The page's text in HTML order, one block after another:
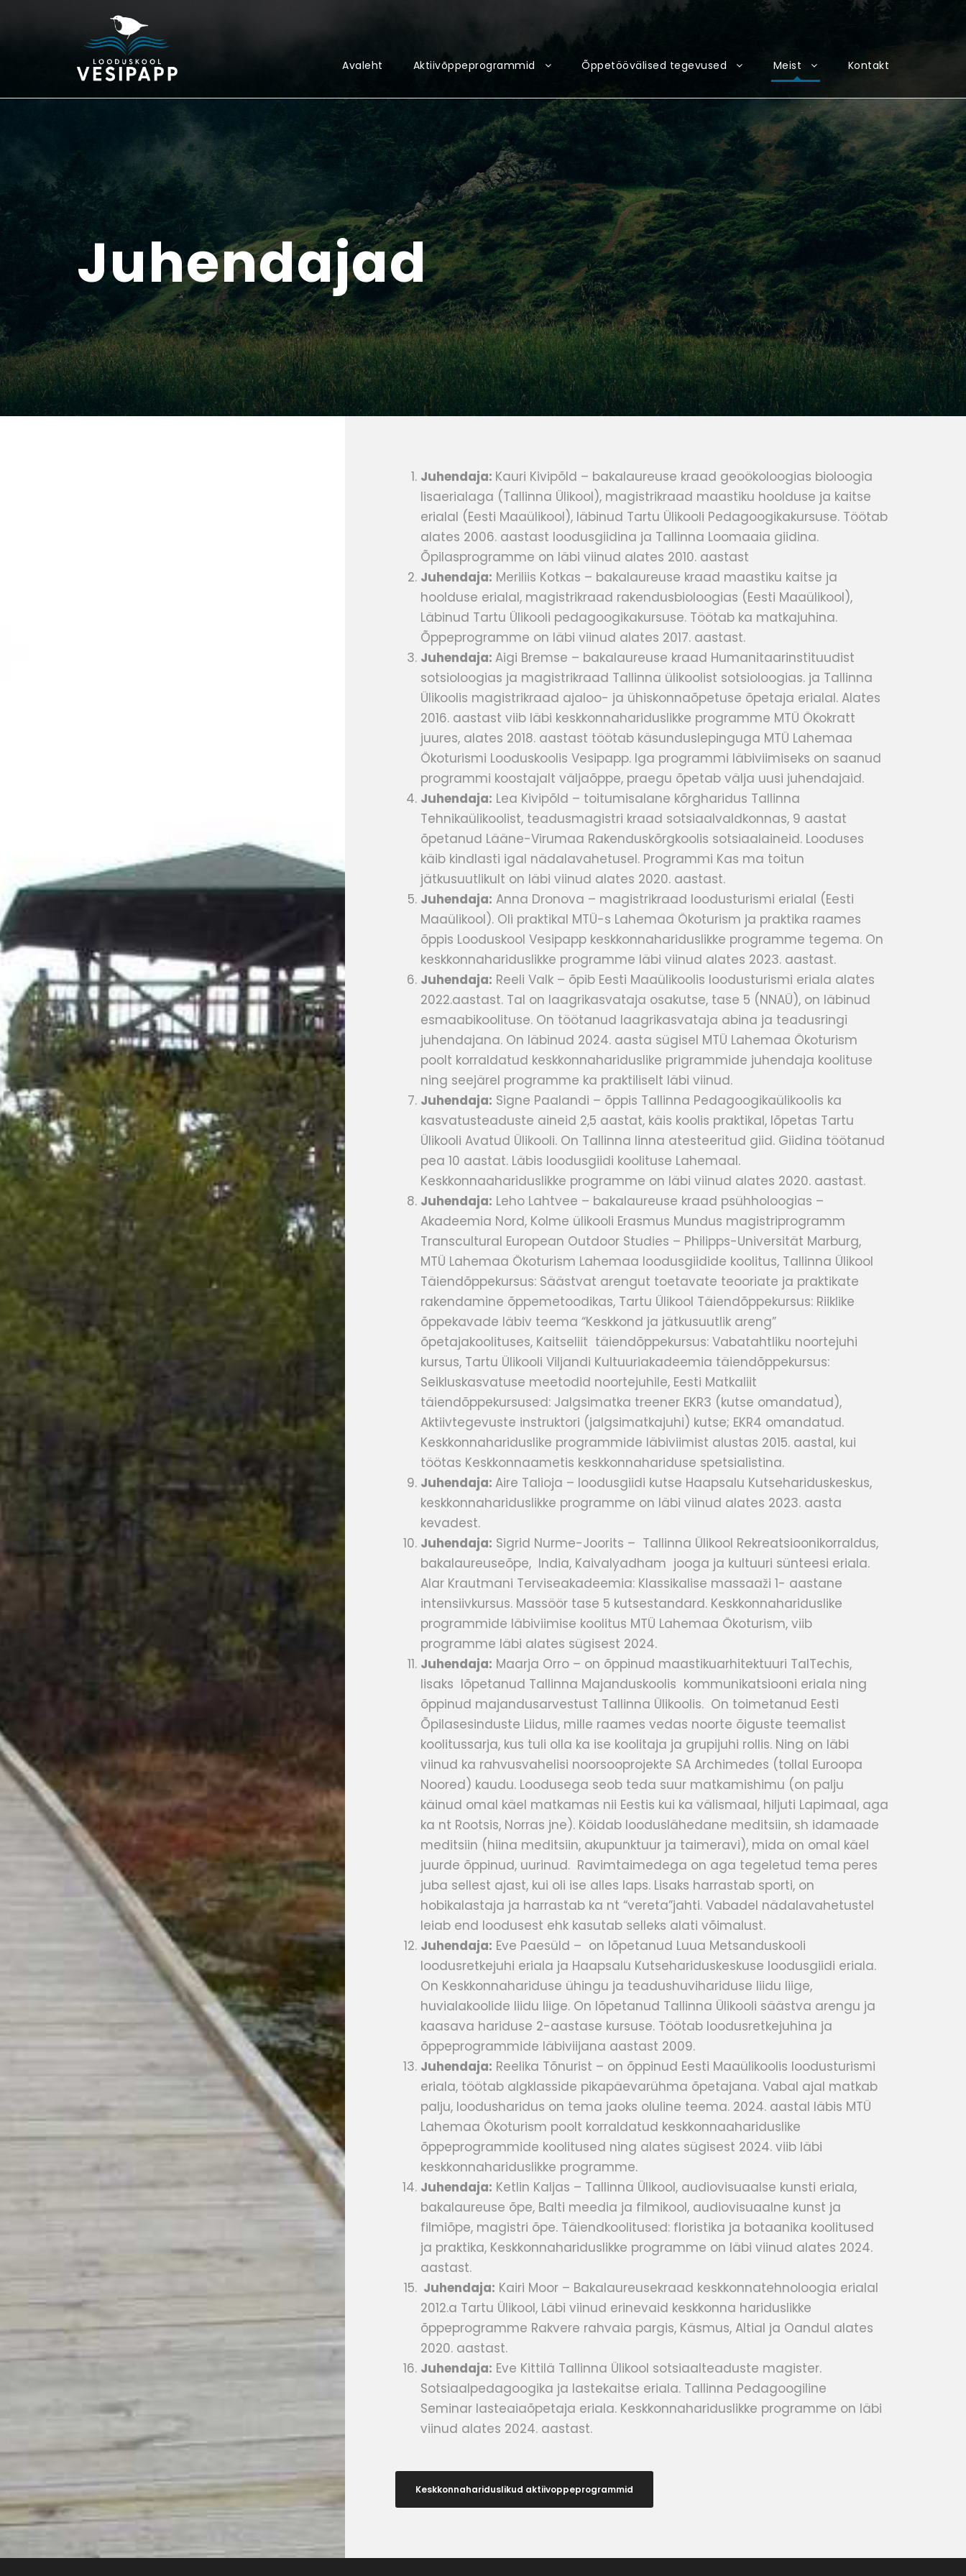
Avaleht Aktiivõppeprogrammid Õppetöövälised tegevused Meist Kontakt
Juhendajad
Juhendaja: Kauri Kivipõld – bakalaureuse kraad geoökoloogias bioloogia
lisaerialaga (Tallinna Ülikool), magistrikraad maastiku hoolduse ja kaitse
erialal (Eesti Maaülikool), läbinud Tartu Ülikooli Pedagoogikakursuse. Töötab
alates 2006. aastast loodusgiidina ja Tallinna Loomaaia giidina.
Õpilasprogramme on läbi viinud alates 2010. aastast
Juhendaja: Meriliis Kotkas – bakalaureuse kraad maastiku kaitse ja
hoolduse erialal, magistrikraad rakendusbioloogias (Eesti Maaülikool),
Läbinud Tartu Ülikooli pedagoogikakursuse. Töötab ka matkajuhina.
Õppeprogramme on läbi viinud alates 2017. aastast.
Juhendaja:Aigi Bremse – bakalaureuse kraad Humanitaarinstituudist
sotsioloogias ja magistrikraad Tallinna ülikoolist sotsioloogias. ja Tallinna
Ülikoolis magistrikraad ajaloo- ja ühiskonnaõpetuse õpetaja erialal. Alates
2016. aastast viib läbi keskkonnahariduslikke programme MTÜ Ökokratt
juures, alates 2018. aastast töötab käsunduslepinguga MTÜ Lahemaa
Ökoturismi Looduskoolis Vesipapp. Iga programmi läbiviimiseks on saanud
programmi koostajalt väljaõppe, praegu õpetab välja uusi juhendajaid.
Juhendaja: Lea Kivipõld – toitumisalane kõrgharidus Tallinna
Tehnikaülikoolist, teadusmagistri kraad sotsiaalvaldkonnas, 9 aastat
õpetanud Lääne-Virumaa Rakenduskõrgkoolis sotsiaalaineid. Looduses
käib kindlasti igal nädalavahetusel. Programmi Kas ma toitun
jätkusuutlikult on läbi viinud alates 2020. aastast.
Juhendaja: Anna Dronova – magistrikraad loodusturismi erialal (Eesti
Maaülikool). Oli praktikal MTÜ-s Lahemaa Ökoturism ja praktika raames
õppis Looduskool Vesipapp keskkonnahariduslikke programme tegema. On
keskkonnahariduslikke programme läbi viinud alates 2023. aastast.
Juhendaja: Reeli Valk – õpib Eesti Maaülikoolis loodusturismi eriala alates
2022.aastast. Tal on laagrikasvataja osakutse, tase 5 (NNAÜ), on läbinud
esmaabikoolituse. On töötanud laagrikasvataja abina ja teadusringi
juhendajana. On läbinud 2024. aasta sügisel MTÜ Lahemaa Ökoturism
poolt korraldatud keskkonnahariduslike prigrammide juhendaja koolituse
ning seejärel programme ka praktiliselt läbi viinud.
Juhendaja: Signe Paalandi – õppis Tallinna Pedagoogikaülikoolis ka
kasvatusteaduste aineid 2,5 aastat, käis koolis praktikal, lõpetas Tartu
Ülikooli Avatud Ülikooli. On Tallinna linna atesteeritud giid. Giidina töötanud
pea 10 aastat. Läbis loodusgiidi koolituse Lahemaal.
Keskkonnaahariduslikke programme on läbi viinud alates 2020. aastast.
Juhendaja: Leho Lahtvee – bakalaureuse kraad psühholoogias –
Akadeemia Nord, Kolme ülikooli Erasmus Mundus magistriprogramm
Transcultural European Outdoor Studies – Philipps-Universität Marburg,
MTÜ Lahemaa Ökoturism Lahemaa loodusgiidide koolitus, Tallinna Ülikool
Täiendõppekursus: Säästvat arengut toetavate teooriate ja praktikate
rakendamine õppemetoodikas, Tartu Ülikool Täiendõppekursus: Riiklike
õppekavade läbiv teema “Keskkond ja jätkusuutlik areng”
õpetajakoolituses, Kaitseliit täiendõppekursus: Vabatahtliku noortejuhi
kursus, Tartu Ülikooli Viljandi Kultuuriakadeemia täiendõppekursus:
Seikluskasvatuse meetodid noortejuhile, Eesti Matkaliit
täiendõppekursused: Jalgsimatka treener EKR3 (kutse omandatud),
Aktiivtegevuste instruktori (jalgsimatkajuhi) kutse; EKR4 omandatud.
Keskkonnahariduslike programmide läbiviimist alustas 2015. aastal, kui
töötas Keskkonnaametis keskkonnahariduse spetsialistina.
Juhendaja:Aire Talioja – loodusgiidi kutse Haapsalu Kutsehariduskeskus,
keskkonnahariduslikke programme on läbi viinud alates 2023. aasta
kevadest.
Juhendaja: Sigrid Nurme-Joorits – Tallinna Ülikool Rekreatsioonikorraldus,
bakalaureuseõpe, India, Kaivalyadham jooga ja kultuuri sünteesi eriala.
Alar Krautmani Terviseakadeemia: Klassikalise massaaži 1- aastane
intensiivkursus. Massöör tase 5 kutsestandard. Keskkonnahariduslike
programmide läbiviimise koolitus MTÜ Lahemaa Ökoturism, viib
programme läbi alates sügisest 2024.
Juhendaja: Maarja Orro – on õppinud maastikuarhitektuuri TalTechis,
lisaks lõpetanud Tallinna Majanduskoolis kommunikatsiooni eriala ning
õppinud majandusarvestust Tallinna Ülikoolis. On toimetanud Eesti
Õpilasesinduste Liidus, mille raames vedas noorte õiguste teemalist
koolitussarja, kus tuli olla ka ise koolitaja ja grupijuhi rollis. Ning on läbi
viinud ka rahvusvahelisi noorsooprojekte SA Archimedes (tollal Euroopa
Noored) kaudu. Loodusega seob teda suur matkamishimu (on palju
käinud omal käel matkamas nii Eestis kui ka välismaal, hiljuti Lapimaal, aga
ka nt Rootsis, Norras jne). Köidab looduslähedane meditsiin, sh idamaade
meditsiin (hiina meditsiin, akupunktuur ja taimeravi), mida on omal käel
juurde õppinud, uurinud. Ravimtaimedega on aga tegeletud tema peres
juba sellest ajast, kui oli ise alles laps. Lisaks harrastab sporti, on
hobikalastaja ja harrastab ka nt “vereta”jahti. Vabadel nädalavahetustel
leiab end loodusest ehk kasutab selleks alati võimalust.
Juhendaja: Eve Paesüld – on lõpetanud Luua Metsanduskooli
loodusretkejuhi eriala ja Haapsalu Kutsehariduskeskuse loodusgiidi eriala.
On Keskkonnahariduse ühingu ja teadushuvihariduse liidu liige,
huvialakoolide liidu liige. On lõpetanud Tallinna Ülikooli säästva arengu ja
kaasava hariduse 2-aastase kursuse. Töötab loodusretkejuhina ja
õppeprogrammide läbiviijana aastast 2009.
Juhendaja: Reelika Tõnurist – on õppinud Eesti Maaülikoolis loodusturismi
eriala, töötab algklasside pikapäevarühma õpetajana. Vabal ajal matkab
palju, loodusharidus on tema jaoks oluline teema. 2024. aastal läbis MTÜ
Lahemaa Ökoturism poolt korraldatud keskkonnaahariduslike
õppeprogrammide koolitused ning alates sügisest 2024. viib läbi
keskkonnahariduslikke programme.
Juhendaja: Ketlin Kaljas – Tallinna Ülikool, audiovisuaalse kunsti eriala,
bakalaureuse õpe, Balti meedia ja filmikool, audiovisuaalne kunst ja
filmiõpe, magistri õpe. Täiendkoolitused: floristika ja botaanika koolitused
ja praktika, Keskkonnahariduslikke programme on läbi viinud alates 2024.
aastast.
Juhendaja: Kairi Moor – Bakalaureusekraad keskkonnatehnoloogia erialal
2012.a Tartu Ülikool, Läbi viinud erinevaid keskkonna hariduslikke
õppeprogramme Rakvere rahvaia pargis, Käsmus, Altial ja Oandul alates
2020. aastast.
Juhendaja: Eve Kittilä Tallinna Ülikool sotsiaalteaduste magister.
Sotsiaalpedagoogika ja lastekaitse eriala. Tallinna Pedagoogiline
Seminar lasteaiaõpetaja eriala. Keskkonnahariduslikke programme on läbi
viinud alates 2024. aastast.
Keskkonnahariduslikud aktiivoppeprogrammid